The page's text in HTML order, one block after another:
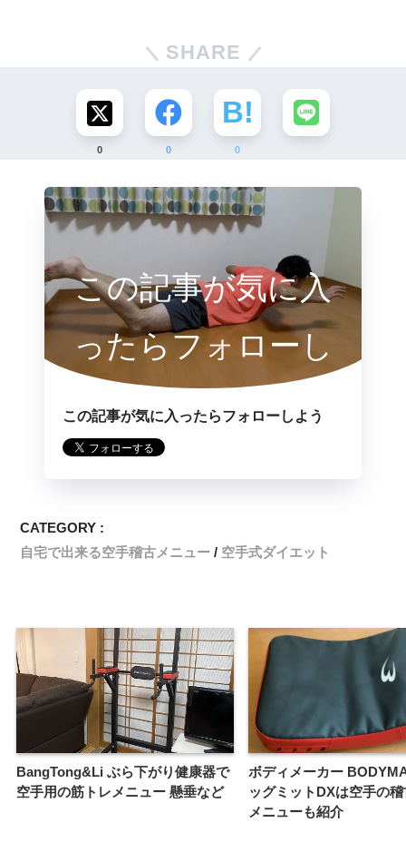
SHARE
0 0 0
この記事が気に入
ったらフォローし
よう
この記事が気に入ったらフォローしよう
CATEGORY :
自宅で出来る空手稽古メニュー
空手式ダイエット
BangTong&Li ぶら下がり健康器で
空手用の筋トレメニュー 懸垂など
ボディメーカー
ッグミットDXは空手の
メニューも紹介